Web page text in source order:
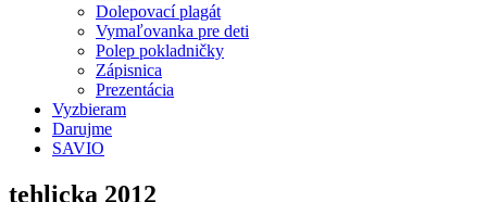
Dolepovací plagát
Vymaľovanka pre deti
Polep pokladničky
Zápisnica
Prezentácia
Vyzbieram
Darujme
SAVIO
tehlicka 2012